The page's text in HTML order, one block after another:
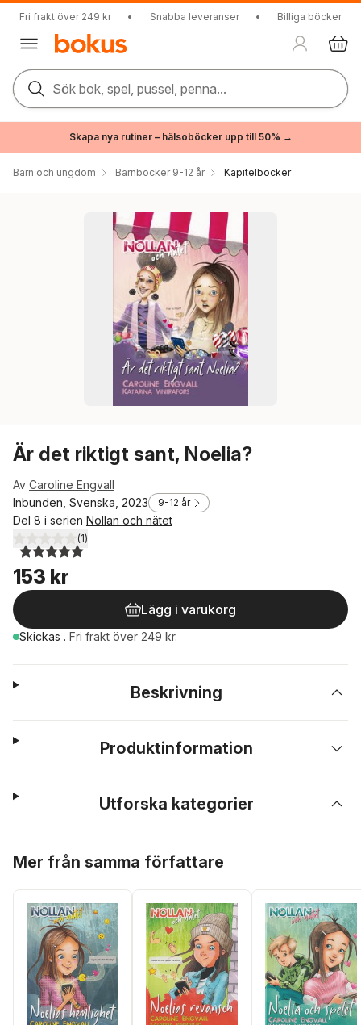
Fri frakt över 249 kr • Snabba leveranser • Billiga böcker
Sök bok, spel, pussel, penna...
Skapa nya rutiner – hälsoböcker upp till 50% →
Barn och ungdom Barnböcker 9-12 år Kapitelböcker
Är det riktigt sant, Noelia?
Av Caroline Engvall
Inbunden, Svenska, 2023
9-12 år
Del 8 i serien Nollan och nätet
5,0utav 5 stjärnor. Totalt antal röster:
(1)
153 kr
Lägg i varukorg
Skickas . Fri frakt över 249 kr.
Beskrivning
Produktinformation
Utforska kategorier
Mer från samma författare